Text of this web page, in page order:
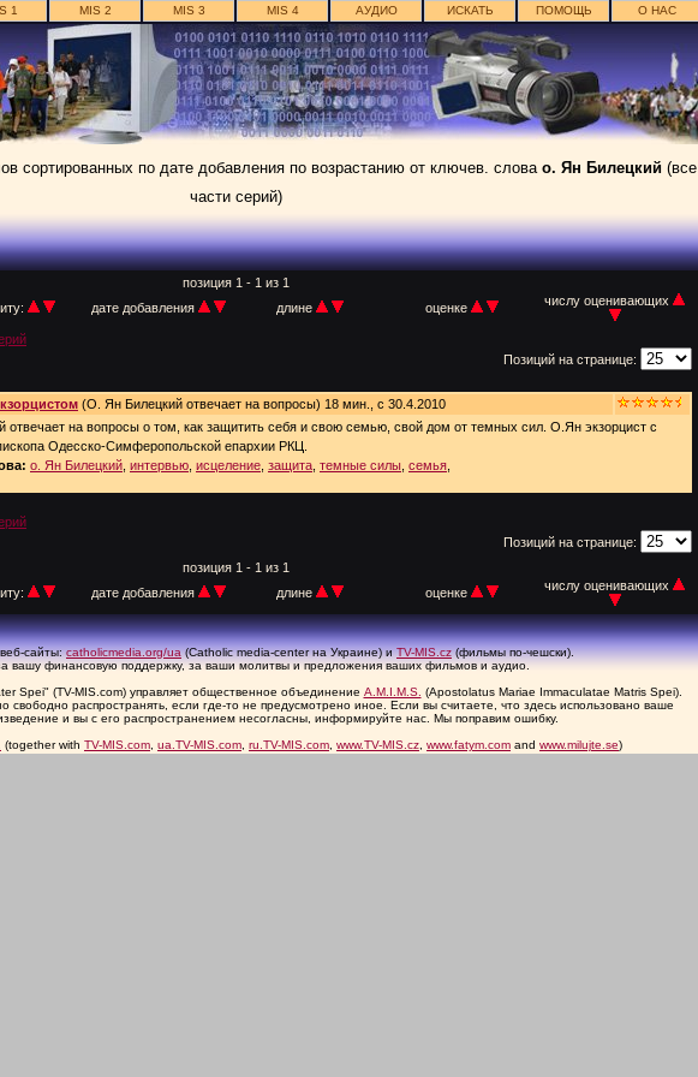
1 MIS 2 MIS 3 MIS 4 АУДИО ИСКАТЬ ПОМОЩЬ О НАС
сортированных по дате добавления по возрастанию от ключев. слова о. Ян Билецкий(все
части серий)
позиция 1 - 1 из 1
дате добавления длине оценке числу оценивающих
Позиций на странице:
(О. Ян Билецкий отвечает на вопросы) 18 мин., с 30.4.2010
отвечает на вопросы о том, как защитить себя и свою семью, свой дом от темных сил. О.Ян экзорцист с
Одесско-Симферопольской епархии РКЦ.
о. Ян Билецкий интервью исцеление защита темные силы семья
Позиций на странице:
позиция 1 - 1 из 1
дате добавления длине оценке числу оценивающих
сайты:catholicmedia.org/ua(Catholic media-center на Украине) иTV-MIS.cz(фильмы по-чешски).
вашу финансовую поддержку, за ваши молитвы и предложения ваших фильмов и аудио.
Spei" (TV-MIS.com) управляет общественное объединение A.M.I.M.S. (Apostolatus Mariae Immaculatae Matris Spei).
свободно распространять, если где-то не предусмотрено иное. Если вы считаете, что здесь использовано ваше
и вы с его распространением несогласны, информируйте нас. Мы поправим ошибку.
(together with TV-MIS.com ua.TV-MIS.com ru.TV-MIS.com www.TV-MIS.cz www.fatym.com and www.milujte.se)